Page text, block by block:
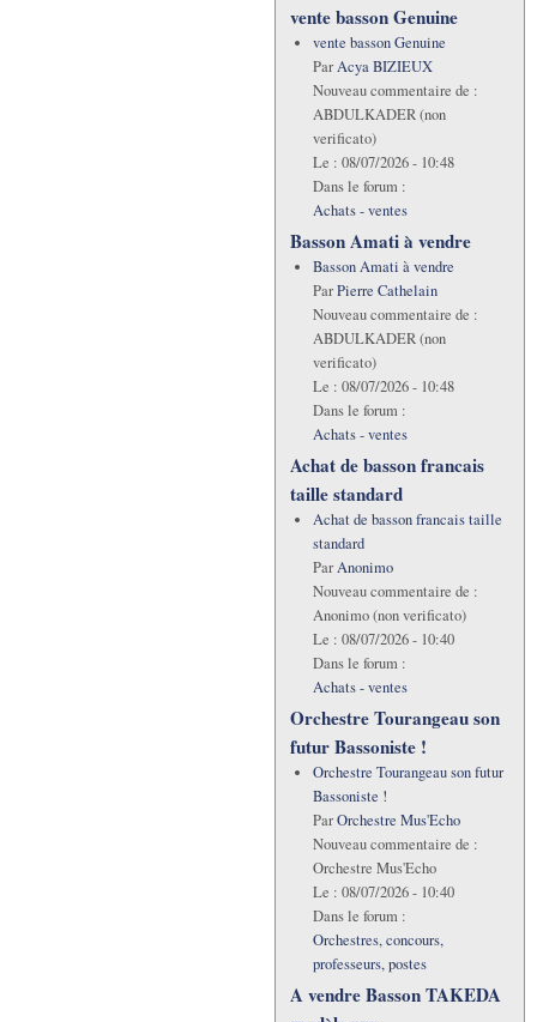
vente basson Genuine
vente basson Genuine
ParAcya BIZIEUX
Nouveau commentaire de :
ABDULKADER (non
verificato)
Le : 08/07/2026 - 10:48
Dans le forum :
Achats - ventes
Basson Amati à vendre
Basson Amati à vendre
ParPierre Cathelain
Nouveau commentaire de :
ABDULKADER (non
verificato)
Le : 08/07/2026 - 10:48
Dans le forum :
Achats - ventes
Achat de basson francais
taille standard
Achat de basson francais taille
standard
ParAnonimo
Nouveau commentaire de :
Anonimo (non verificato)
Le : 08/07/2026 - 10:40
Dans le forum :
Achats - ventes
Orchestre Tourangeau son
futur Bassoniste !
Orchestre Tourangeau son futur
Bassoniste !
ParOrchestre Mus'Echo
Nouveau commentaire de :
Orchestre Mus'Echo
Le : 08/07/2026 - 10:40
Dans le forum :
Orchestres, concours,
professeurs, postes
A vendre Basson TAKEDA